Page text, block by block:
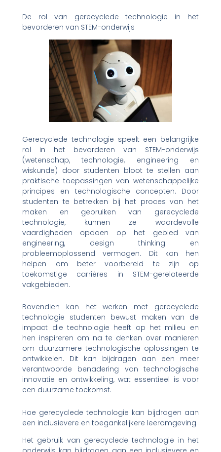
De rol van gerecyclede technologie in het
bevorderen van STEM-onderwijs
Gerecyclede technologie speelt een belangrijke
rol in het bevorderen van STEM-onderwijs
(wetenschap, technologie, engineering en
wiskunde) door studenten bloot te stellen aan
praktische toepassingen van wetenschappelijke
principes en technologische concepten. Door
studenten te betrekken bij het proces van het
maken en gebruiken van gerecyclede
technologie, kunnen ze waardevolle
vaardigheden opdoen op het gebied van
engineering, design thinking en
probleemoplossend vermogen. Dit kan hen
helpen om beter voorbereid te zijn op
toekomstige carrières in STEM-gerelateerde
vakgebieden.
Bovendien kan het werken met gerecyclede
technologie studenten bewust maken van de
impact die technologie heeft op het milieu en
hen inspireren om na te denken over manieren
om duurzamere technologische oplossingen te
ontwikkelen. Dit kan bijdragen aan een meer
verantwoorde benadering van technologische
innovatie en ontwikkeling, wat essentieel is voor
een duurzame toekomst.
Hoe gerecyclede technologie kan bijdragen aan
een inclusievere en toegankelijkere leeromgeving
Het gebruik van gerecyclede technologie in het